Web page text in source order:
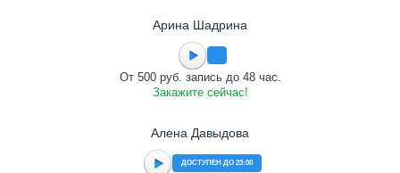
Арина Шадрина
От 500 руб. запись до 48 час.
Закажите сейчас!
Алена Давыдова
ДОСТУПЕН ДО 23:00